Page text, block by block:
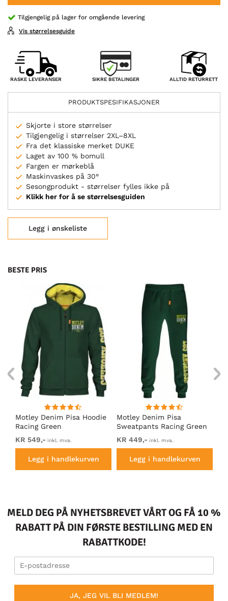
Tilgjengelig på lager for omgående levering
Vis størrelsesguide
RASKE LEVERANSER SIKRE BETALINGER ALLTID RETURRETT
PRODUKTSPESIFIKASJONER
Skjorte i store størrelser
Tilgjengelig i størrelser 2XL–8XL
Fra det klassiske merket DUKE
Laget av 100 % bomull
Fargen er mørkeblå
Maskinvaskes på 30°
Sesongprodukt - størrelser fylles ikke på
Klikk her for å se størrelsesguiden
Legg i ønskeliste
BESTE PRIS
Motley Denim Pisa Hoodie
Racing Green
KR 549,- inkl. mva.
Legg i handlekurven
Motley Denim Pisa
Sweatpants Racing Green
KR 449,- inkl. mva.
Legg i handlekurven
MELD DEG PÅ NYHETSBREVET VÅRT OG FÅ 10 %
RABATT PÅ DIN FØRSTE BESTILLING MED EN
RABATTKODE!
JA, JEG VIL BLI MEDLEM!